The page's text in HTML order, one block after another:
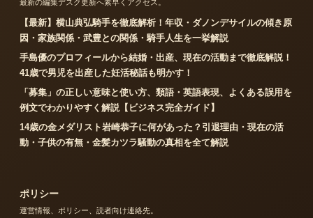
最新の編集デスク更新へ素早くアクセス。
【最新】横山典弘騎手を徹底解析！年収・ダノンデサイルの傾き原
因・家族関係・武豊との関係・騎手人生を一挙解説
手島優のプロフィールから結婚・出産、現在の活動まで徹底解説！
41歳で男児を出産した妊活秘話も明かす！
「募集」の正しい意味と使い方、類語・英語表現、よくある誤用を
例文でわかりやすく解説【ビジネス完全ガイド】
14歳の金メダリスト岩崎恭子に何があった？引退理由・現在の活
動・子供の有無・金髪カツラ騒動の真相を全て解説
ポリシー
運営情報、ポリシー、読者向け連絡先。